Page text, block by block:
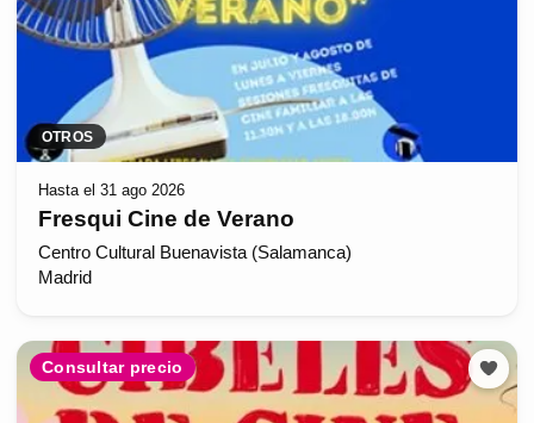
OTROS
Hasta el 31 ago 2026
Fresqui Cine de Verano
Centro Cultural Buenavista (Salamanca)
Madrid
Consultar precio